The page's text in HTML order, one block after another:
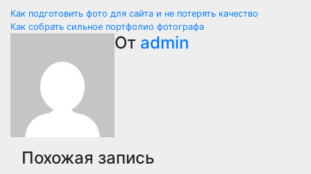
Навигация
записям
Как подготовить фото для сайта и не потерять качество
Как собрать сильное портфолио фотографа
От admin
Похожая запись